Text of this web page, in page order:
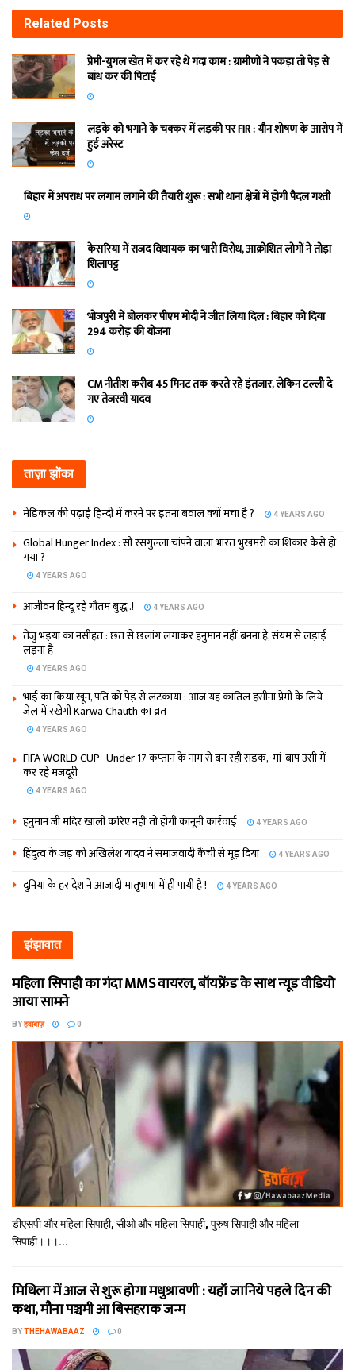
Related Posts
प्रेमी-युगल खेत में कर रहे थे गंदा काम : ग्रामीणों ने पकड़ा तो पेड़ से
बांध कर की पिटाई
लड़के को भगाने के चक्कर में लड़की पर FIR : यौन शोषण के आरोप में
हुई अरेस्ट
बिहार में अपराध पर लगाम लगाने की तैयारी शुरू : सभी थाना क्षेत्रों में होगी पैदल गश्ती
केसरिया में राजद विधायक का भारी विरोध, आक्रोशित लोगों ने तोड़ा
शिलापट्ट
भोजपुरी में बोलकर पीएम मोदी ने जीत लिया दिल : बिहार को दिया
294 करोड़ की योजना
CM नीतीश करीब 45 मिनट तक करते रहे इंतजार, लेकिन टल्लीे दे
गए तेजस्वी यादव
ताज़ा झोंका
मेडिकल की पढ़ाई हिन्‍दी में करने पर इतना बवाल क्‍यों मचा है ? 4 YEARS AGO
Global Hunger Index : सौ रसगुल्‍ला चांपने वाला भारत भुखमरी का शिकार कैसे हो
गया ?
4 YEARS AGO
आजीवन हिन्दू रहे गौतम बुद्ध..! 4 YEARS AGO
तेजु भइया का नसीहत : छत से छलांग लगाकर हनुमान नहीं बनना है, संयम से लड़ाई
लड़ना है
4 YEARS AGO
भाई का किया खून, पति को पेड़ से लटकाया : आज यह कातिल हसीना प्रेमी के लिये
जेल में रखेगी Karwa Chauth का व्रत
4 YEARS AGO
FIFA WORLD CUP- Under 17 कप्‍तान के नाम से बन रही सड़क, मां-बाप उसी में
कर रहे मजदूरी
4 YEARS AGO
हनुमान जी मंदिर खाली करिए नहीं तो होगी कानूनी कार्रवाई 4 YEARS AGO
हिंदुत्व के जड़ को अखिलेश यादव ने समाजवादी कैंची से मूड़ दिया 4 YEARS AGO
दुनिया के हर देश ने आजादी मातृभाषा में ही पायी है ! 4 YEARS AGO
झंझावात
महिला सिपाही का गंदा MMS वायरल, बॉयफ्रेंड के साथ न्यूड वीडियो
आया सामने
BYहवाबाज़ 0
डीएसपी और महिला सिपाही, सीओ और महिला सिपाही, पुरुष सिपाही और महिला
सिपाही।।।...
मिथि‍ला में आज से शुरू होगा मधुश्रावणी : यहॉं जानिये पहले दिन की
कथा, मौना पञ्चमी आ बिसहराक जन्म
BYTHEHAWABAAZ 0